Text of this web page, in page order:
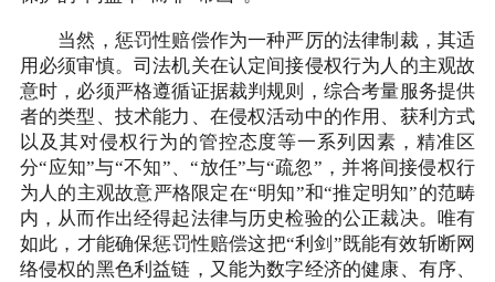
当然，惩罚性赔偿作为一种严厉的法律制裁，其适
用必须审慎。司法机关在认定间接侵权行为人的主观故
意时，必须严格遵循证据裁判规则，综合考量服务提供
者的类型、技术能力、在侵权活动中的作用、获利方式
以及其对侵权行为的管控态度等一系列因素，精准区
分“应知”与“不知”、“放任”与“疏忽”，并将间接侵权行
为人的主观故意严格限定在“明知”和“推定明知”的范畴
内，从而作出经得起法律与历史检验的公正裁决。唯有
如此，才能确保惩罚性赔偿这把“利剑”既能有效斩断网
络侵权的黑色利益链，又能为数字经济的健康、有序、